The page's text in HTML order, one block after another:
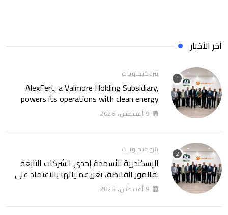
آخر الأخبار
بتروكيماويات
AlexFert, a Valmore Holding Subsidiary,
powers its operations with clean energy
through a 30-year partnership with
SolarizEgypt
9 أغسطس، 2026
بتروكيماويات
الإسكندرية للأسمدة إحدى الشركات التابعة
لڤالمور القابضة، تعزز عملياتها بالاعتماد على
مع SolarizEgypt
9 أغسطس، 2026